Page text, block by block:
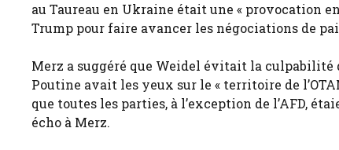
au Taureau en Ukraine était une « provocation
Trump pour faire avancer les négociations de
Merz a suggéré que Weidel évitait la culpabilité
Poutine avait les yeux sur le « territoire de
que toutes les parties, à l’exception de l’AFD,
écho à Merz.